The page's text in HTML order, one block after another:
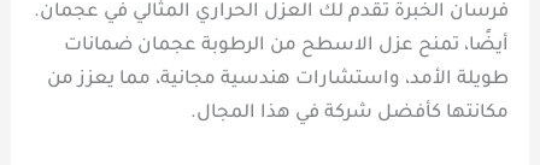
فرسان الخبرة تقدم لك العزل الحراري المثالي في عجمان.
أيضًا، تمنح عزل الاسطح من الرطوبة عجمان ضمانات
طويلة الأمد، واستشارات هندسية مجانية، مما يعزز من
مكانتها كأفضل شركة في هذا المجال.